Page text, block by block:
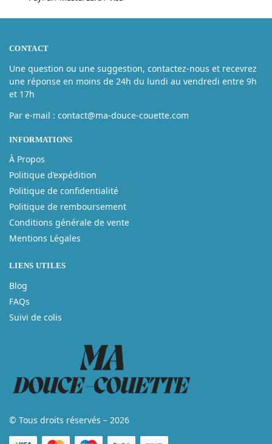
CONTACT
Une question ou une suggestion, contactez-nous et recevrez
une réponse en moins de 24h du lundi au vendredi entre 9h
et 17h
Par e-mail : contact@ma-douce-couette.com
INFORMATIONS
À Propos
Politique d’expédition
Politique de confidentialité
Politique de remboursement
Conditions générale de vente
Mentions Légales
LIENS UTILES
Blog
FAQs
Suivi de colis
© Tous droits réservés – 2026